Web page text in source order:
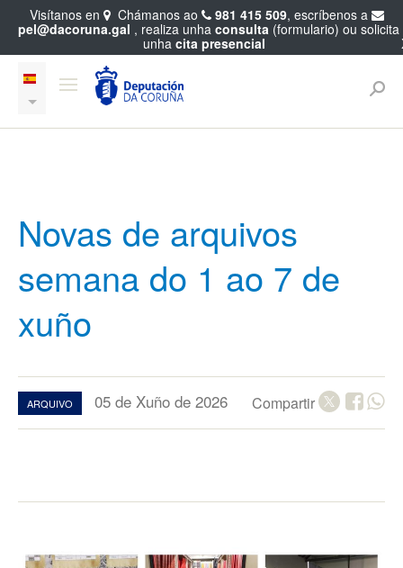
Novas de arquivos
semana do 1 ao 7 de
xuño
ARQUIVO 05 de Xuño de 2026 Compartir
Visítanos en Chámanos ao 981 415 509, escríbenos a
pel@dacoruna.gal , realiza unha consulta(formulario) ou solicita
unha cita presencial